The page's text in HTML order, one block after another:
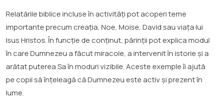
Relatările biblice incluse în activități pot acoperi teme
importante precum creația, Noe, Moise, David sau viața lui
Isus Hristos. În funcție de conținut, părinții pot explica modul
în care Dumnezeu a făcut miracole, a intervenit în istorie și a
arătat puterea Sa în moduri vizibile. Aceste exemple îi ajută
pe copii să înțeleagă că Dumnezeu este activ și prezent în
lume.